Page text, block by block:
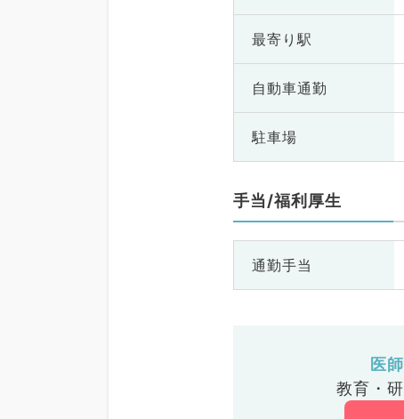
最寄り駅
自動車通勤
駐車場
手当/福利厚生
通勤手当
医
教育・